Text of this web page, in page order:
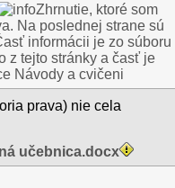
Zhrnutie, ktoré som
Na poslednej strane sú
informácii je zo súboru
z tejto stránky a časť je
Návody a cvičeni
prava) nie cela
učebnica.docx